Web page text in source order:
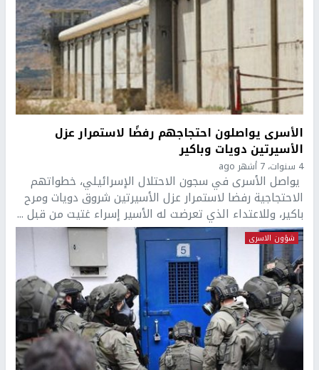
الأسرى يواصلون احتجاجهم رفضًا لاستمرار عزل
الأسيرتين دويات وباكير
4 سنوات، 7 أشهر ago
يواصل الأسرى في سجون الاحتلال الإسرائيلي، خطواتهم
الاحتجاجية رفضا لاستمرار عزل الأسيرتين شروق دويات ومرح
باكير، وللاعتداء الذي تعرضت له الأسير إسراء غتيت من قبل ...
شؤون الاسرى